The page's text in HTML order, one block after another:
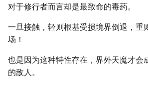
对于修行者而言却是最致命的毒药。
一旦接触，轻则根基受损境界倒退，重
场！
也是因为这种特性存在，界外天魔才会
的敌人。